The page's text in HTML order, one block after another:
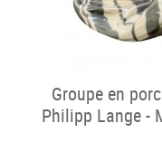
Groupe en
Philipp Lange -